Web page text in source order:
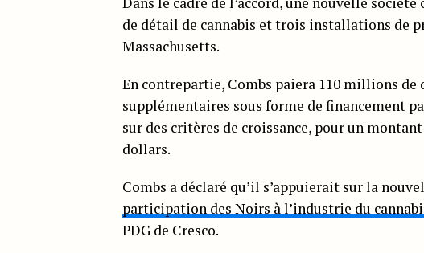
de détail de cannabis et trois installations de
Massachusetts.
En contrepartie, Combs paiera 110 millions
supplémentaires sous forme de financement
sur des critères de croissance, pour un
dollars.
Combs a déclaré qu’il s’appuierait sur la
participation des Noirs à l’industrie du
PDG de Cresco.